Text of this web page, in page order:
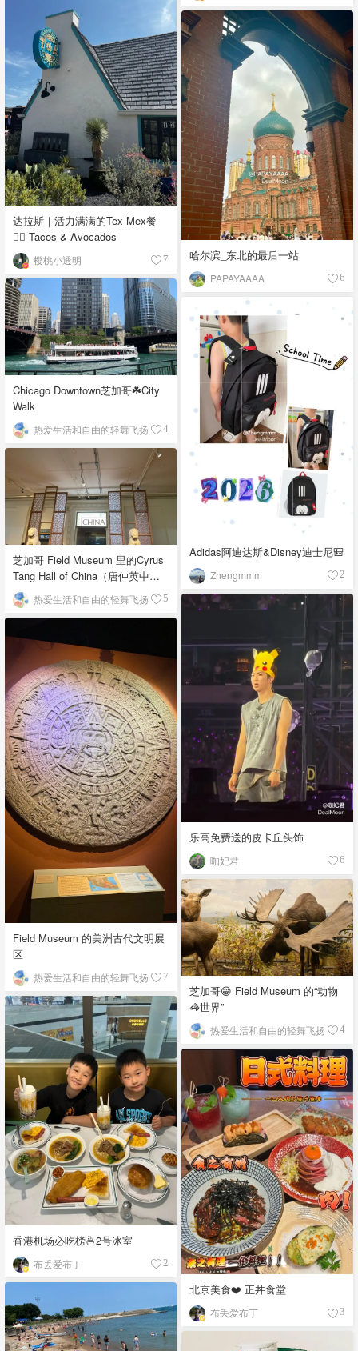
达拉斯｜活力满满的Tex-Mex餐
👉🏼 Tacos & Avocados
樱桃小透明 7 哈尔滨_东北的最后一站
PAPAYAAAA 6
Chicago Downtown芝加哥☘️City
Walk
热爱生活和自由的轻舞飞扬 4
Adidas阿迪达斯&Disney迪士尼🎒
Zhengmmm 2
芝加哥 Field Museum 里的Cyrus
Tang Hall of China（唐仲英中国
馆） 热爱生活和自由的轻舞飞扬 5
乐高免费送的皮卡丘头饰
咖妃君 6
Field Museum 的美洲古代文明展
区
热爱生活和自由的轻舞飞扬 7
芝加哥😁 Field Museum 的“动物
🦓世界”
热爱生活和自由的轻舞飞扬 4
香港机场必吃榜🍜2号冰室
布丢爱布丁 2
北京美食❤️ 正丼食堂
布丢爱布丁 3